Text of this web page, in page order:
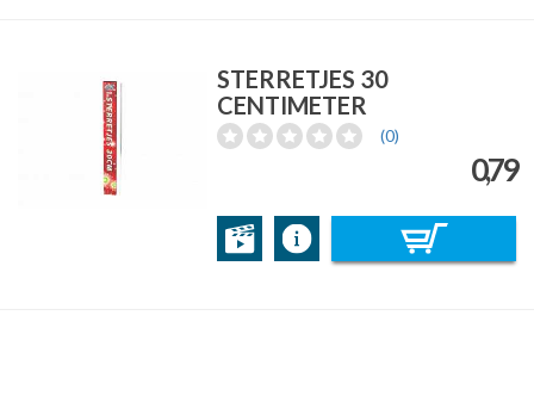
STERRETJES 30
CENTIMETER
(0)
0,79